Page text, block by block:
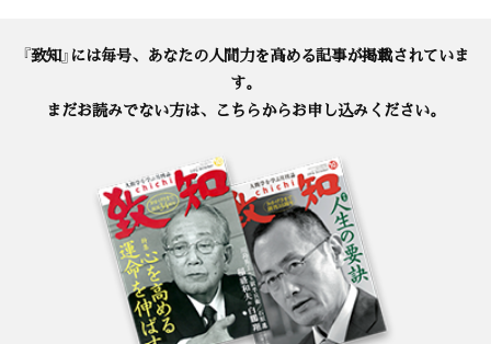
『致知』には毎号、あなたの人間力を高める記事が掲載されていま
す。
まだお読みでない方は、こちらからお申し込みください。